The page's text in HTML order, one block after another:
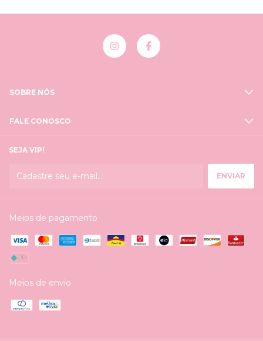
SOBRE NÓS
FALE CONOSCO
SEJA VIP!
Meios de pagamento
Meios de envio